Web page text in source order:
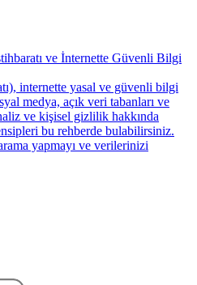
ve İnternette Güvenli Bilgi
internette yasal ve güvenli bilgi
medya, açık veri tabanları ve
ve kişisel gizlilik hakkında
bu rehberde bulabilirsiniz.
yapmayı ve verilerinizi